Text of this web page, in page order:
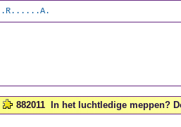
.R......A.
882011 In het luchtledige meppen?